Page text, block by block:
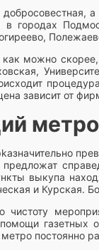
в городах
можно
зависит от
выкупа
и Курская.
газетных
постоянно